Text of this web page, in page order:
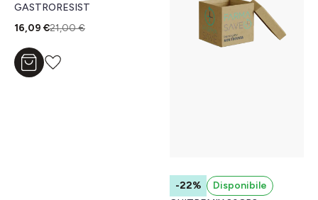
GASTRORESIST
16,09 €21,00 €
Aggiungi al carrello
-22%
Disponibile